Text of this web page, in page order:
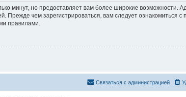
минут, но предоставляет вам более широкие возможности.
Прежде чем зарегистрироваться, вам следует ознакомиться с
правилами.
Связаться с администрацией